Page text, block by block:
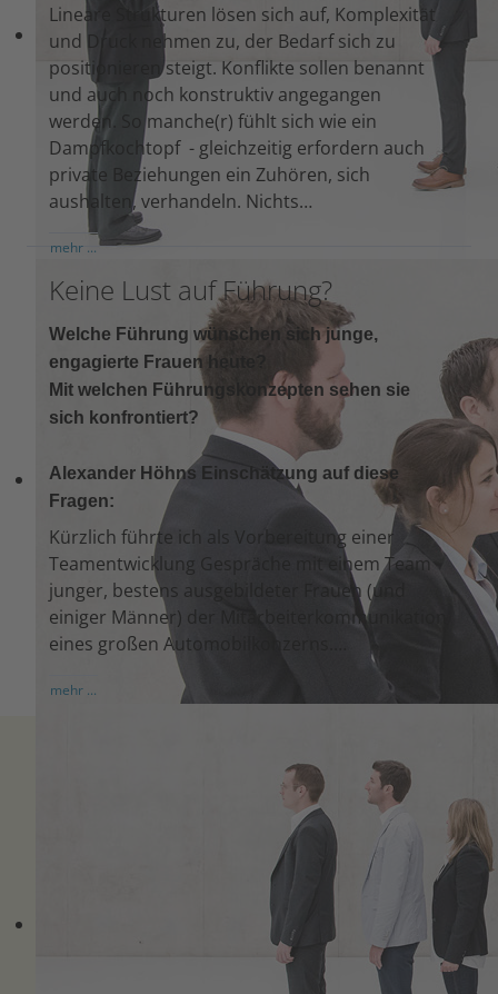
Lineare Strukturen lösen sich auf, Komplexität
und Druck nehmen zu, der Bedarf sich zu
positionieren steigt. Konflikte sollen benannt
und auch noch konstruktiv angegangen
werden. So manche(r) fühlt sich wie ein
Dampfkochtopf - gleichzeitig erfordern auch
private Beziehungen ein Zuhören, sich
aushalten, verhandeln. Nichts…
mehr ...
Keine Lust auf Führung?
Welche Führung wünschen sich junge,
engagierte Frauen heute?
Mit welchen Führungskonzepten sehen sie
sich konfrontiert?
Alexander Höhns Einschätzung auf diese
Fragen:
Kürzlich führte ich als Vorbereitung einer
Teamentwicklung Gespräche mit einem Team
junger, bestens ausgebildeter Frauen (und
einiger Männer) der Mitarbeiterkommunikation
eines großen Automobilkonzerns.…
mehr ...